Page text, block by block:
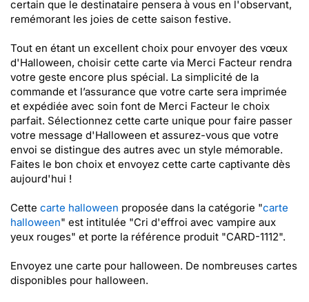
certain que le destinataire pensera à vous en l'observant,
remémorant les joies de cette saison festive.
Tout en étant un excellent choix pour envoyer des vœux
d'Halloween, choisir cette carte via Merci Facteur rendra
votre geste encore plus spécial. La simplicité de la
commande et l’assurance que votre carte sera imprimée
et expédiée avec soin font de Merci Facteur le choix
parfait. Sélectionnez cette carte unique pour faire passer
votre message d'Halloween et assurez-vous que votre
envoi se distingue des autres avec un style mémorable.
Faites le bon choix et envoyez cette carte captivante dès
aujourd'hui !
Cette carte halloween proposée dans la catégorie "carte
halloween" est intitulée "Cri d'effroi avec vampire aux
yeux rouges" et porte la référence produit "CARD-1112".
Envoyez une carte pour halloween. De nombreuses cartes
disponibles pour halloween.